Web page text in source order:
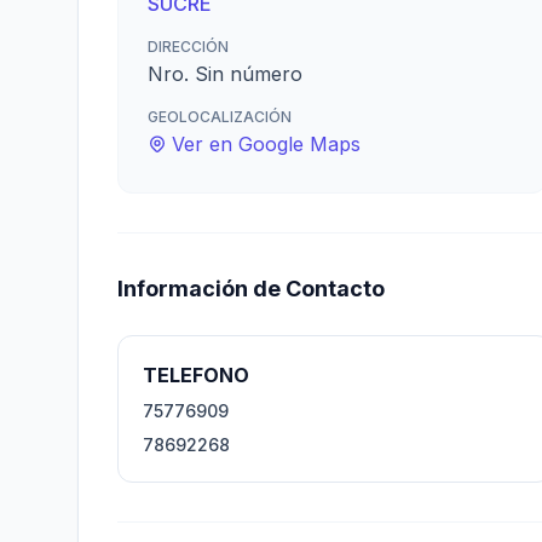
DIRECCIÓN
Nro. Sin número
GEOLOCALIZACIÓN
Ver en Google Maps
Información de Contacto
TELEFONO
75776909
78692268